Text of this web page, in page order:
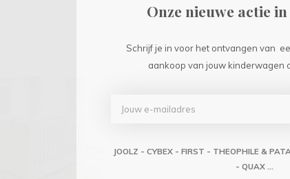
Onze nieuwe actie
Schrijf je in voor het ontvangen van
aankoop van jouw kinderwagen
JOOLZ - CYBEX - FIRST - THEOPHILE &
- QUAX ...